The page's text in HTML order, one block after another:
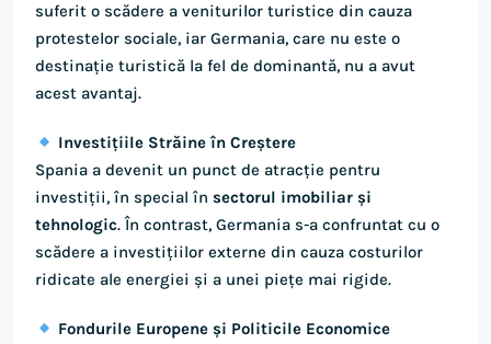
suferit o scădere a veniturilor turistice din cauza
protestelor sociale, iar Germania, care nu este o
destinație turistică la fel de dominantă, nu a avut
acest avantaj.
Investițiile Străine în Creștere
Spania a devenit un punct de atracție pentru
investiții, în special în sectorul imobiliar și
tehnologic. În contrast, Germania s-a confruntat cu o
scădere a investițiilor externe din cauza costurilor
ridicate ale energiei și a unei piețe mai rigide.
Fondurile Europene și Politicile Economice